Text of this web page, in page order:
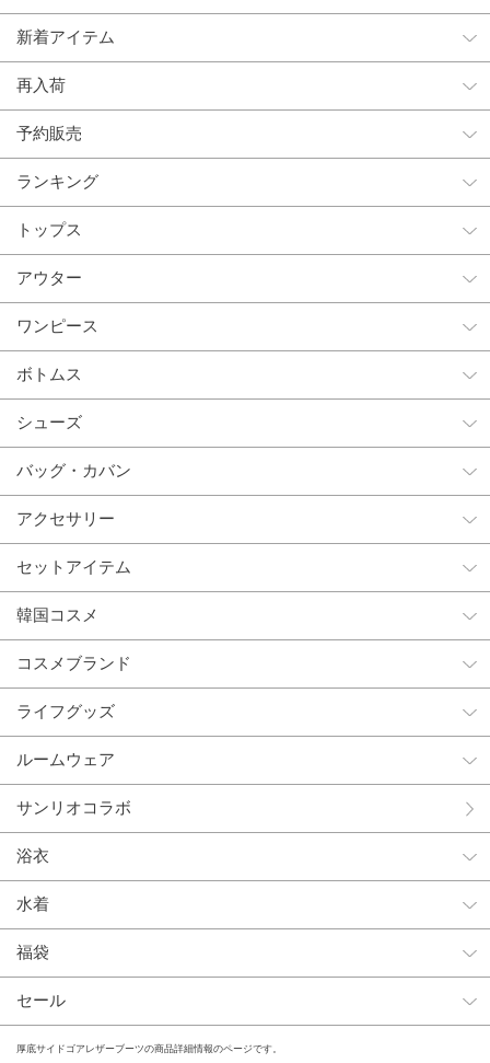
新着アイテム
再入荷
予約販売
ランキング
トップス
アウター
ワンピース
ボトムス
シューズ
バッグ・カバン
アクセサリー
セットアイテム
韓国コスメ
コスメブランド
ライフグッズ
ルームウェア
サンリオコラボ
浴衣
水着
福袋
セール
厚底サイドゴアレザーブーツの商品詳細情報のページです。